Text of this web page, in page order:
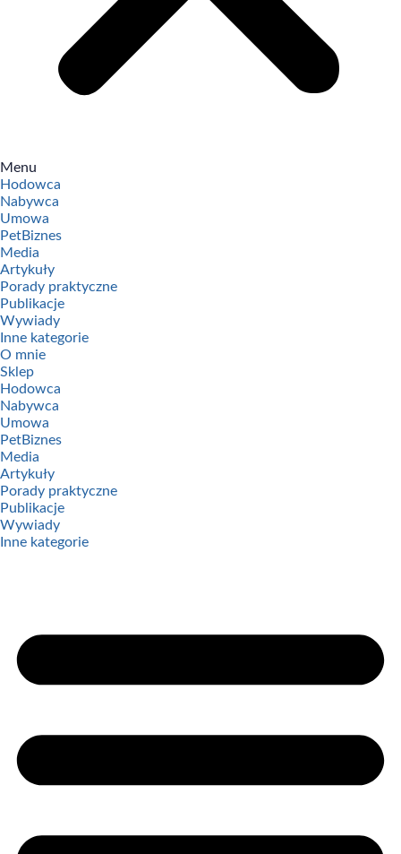
Menu
Hodowca
Nabywca
Umowa
PetBiznes
Media
Artykuły
Porady praktyczne
Publikacje
Wywiady
Inne kategorie
O mnie
Sklep
Hodowca
Nabywca
Umowa
PetBiznes
Media
Artykuły
Porady praktyczne
Publikacje
Wywiady
Inne kategorie